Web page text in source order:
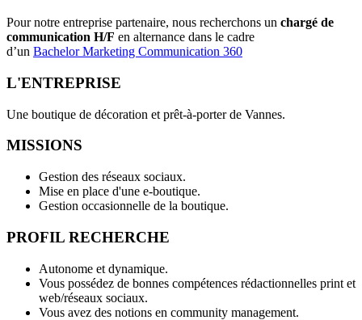
Pour notre entreprise partenaire, nous recherchons un chargé de
communication H/F en alternance dans le cadre
d’un Bachelor Marketing Communication 360
L'ENTREPRISE
Une boutique de décoration et prêt-à-porter de Vannes.
MISSIONS
Gestion des réseaux sociaux.
Mise en place d'une e-boutique.
Gestion occasionnelle de la boutique.
PROFIL RECHERCHE
Autonome et dynamique.
Vous possédez de bonnes compétences rédactionnelles print et
web/réseaux sociaux.
Vous avez des notions en community management.